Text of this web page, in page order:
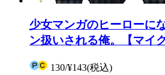
少女マンガのヒーローに
ン扱いされる俺。【マイ
130/¥143(税込)